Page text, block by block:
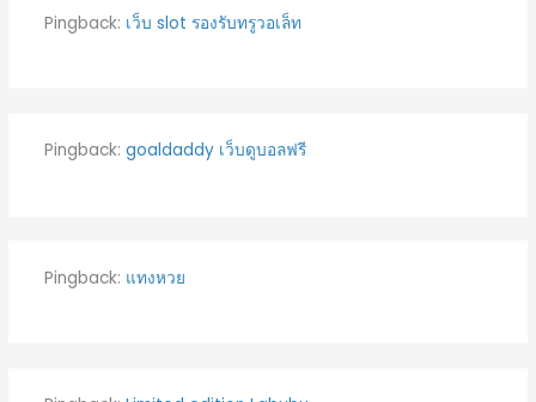
Pingback: เว็บ slot รองรับทรูวอเล็ท
Pingback: goaldaddy เว็บดูบอลฟรี
Pingback: แทงหวย